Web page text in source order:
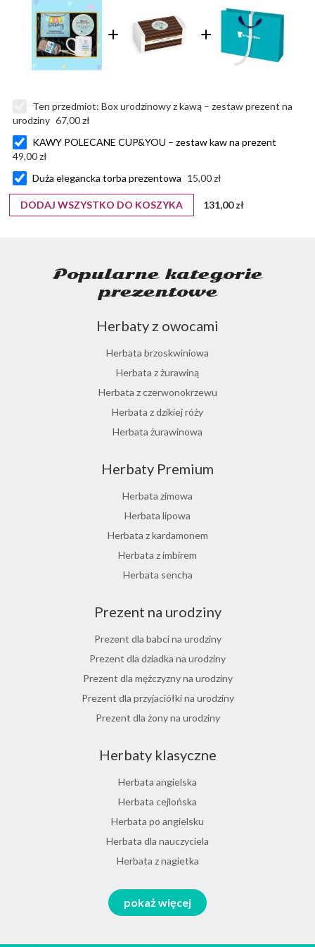
Ten przedmiot:Box urodzinowy z kawą – zestaw prezent na
urodziny 67,00 zł
KAWY POLECANE CUP&YOU – zestaw kaw na prezent
49,00 zł
Duża elegancka torba prezentowa 15,00 zł
DODAJ WSZYSTKO DO KOSZYKA 131,00 zł
Popularne kategorie
prezentowe
Herbaty z owocami
Herbata brzoskwiniowa
Herbata z żurawiną
Herbata z czerwonokrzewu
Herbata z dzikiej róży
Herbata żurawinowa
Ostrokrzew paragwajski
Hibiskus herbata
Herbata różana
Herbata z lukrecji
Herbata z rokitnika
Herbata jesienna
Herbaty Premium
Herbata zimowa
Herbata lipowa
Herbata z kardamonem
Herbata z imbirem
Herbata sencha
Herbata jaśminowa
Herbata jasminowa
Herbata rumiankowa
Koper włoski herbata
Herbata z goździkami
Herbata z cynamonem
Prezent na urodziny
Prezent dla babci na urodziny
Prezent dla dziadka na urodziny
Prezent dla mężczyzny na urodziny
Prezent dla przyjaciółki na urodziny
Prezent dla żony na urodziny
Prezent dla dziewczyny na urodziny
Prezent dla koleżanki na urodziny
Prezent dla mamy na urodziny
Prezent dla taty na urodziny
Prezent dla męża na urodziny
Prezent dla przyjaciela na urodziny
Herbaty klasyczne
Herbata angielska
Herbata cejlońska
Herbata po angielsku
Herbata dla nauczyciela
Herbata z nagietka
Melisa herbata
Herbata melisa
Zestawy na różne okazje
pokaż więcej